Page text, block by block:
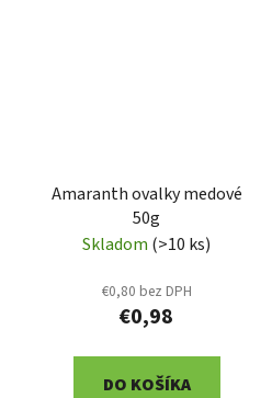
Amaranth ovalky medové
50g
Skladom (>10 ks)
€0,80 bez DPH
€0,98
DO KOŠÍKA